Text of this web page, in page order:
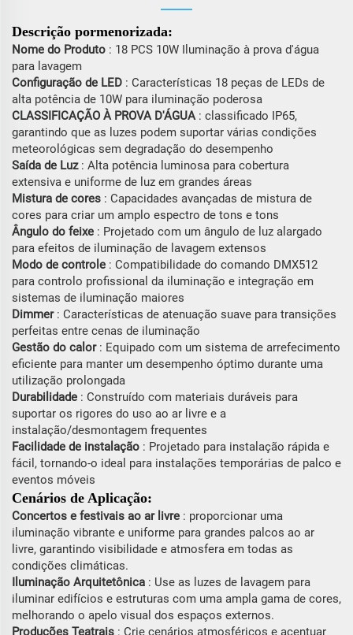
Descrição pormenorizada:
Nome do Produto : 18 PCS 10W Iluminação à prova d'água
para lavagem
Configuração de LED : Características 18 peças de LEDs de
alta potência de 10W para iluminação poderosa
CLASSIFICAÇÃO À PROVA D'ÁGUA : classificado IP65,
garantindo que as luzes podem suportar várias condições
meteorológicas sem degradação do desempenho
Saída de Luz : Alta potência luminosa para cobertura
extensiva e uniforme de luz em grandes áreas
Mistura de cores : Capacidades avançadas de mistura de
cores para criar um amplo espectro de tons e tons
Ângulo do feixe : Projetado com um ângulo de luz alargado
para efeitos de iluminação de lavagem extensos
Modo de controle : Compatibilidade do comando DMX512
para controlo profissional da iluminação e integração em
sistemas de iluminação maiores
Dimmer : Características de atenuação suave para transições
perfeitas entre cenas de iluminação
Gestão do calor : Equipado com um sistema de arrefecimento
eficiente para manter um desempenho óptimo durante uma
utilização prolongada
Durabilidade : Construído com materiais duráveis para
suportar os rigores do uso ao ar livre e a
instalação/desmontagem frequentes
Facilidade de instalação : Projetado para instalação rápida e
fácil, tornando-o ideal para instalações temporárias de palco e
eventos móveis
Cenários de Aplicação:
Concertos e festivais ao ar livre : proporcionar uma
iluminação vibrante e uniforme para grandes palcos ao ar
livre, garantindo visibilidade e atmosfera em todas as
condições climáticas.
Iluminação Arquitetônica : Use as luzes de lavagem para
iluminar edifícios e estruturas com uma ampla gama de cores,
melhorando o apelo visual dos espaços externos.
Produções Teatrais : Crie cenários atmosféricos e acentuar